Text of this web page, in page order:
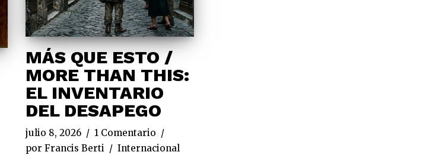
MÁS QUE ESTO /
MORE THAN THIS:
EL INVENTARIO
DEL DESAPEGO
julio 8, 2026
1 Comentario
porFrancis Berti Internacional